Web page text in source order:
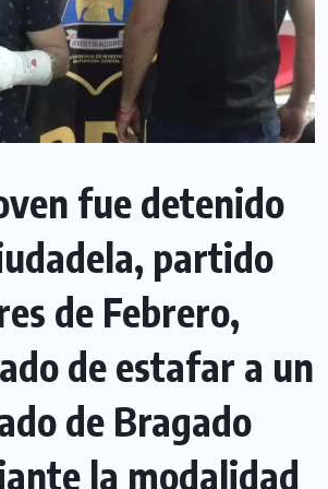
fue detenido
partido
de Febrero,
de estafar a un
de Bragado
la modalidad